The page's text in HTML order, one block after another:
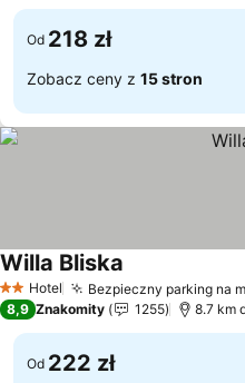
Od 218 zł
Zobacz ceny z 15 stron
2 Kategoria
Hotel Bezpieczny parking na
Willa Bliska
8,9 Znakomity 1255 8.7 km
Od 222 zł